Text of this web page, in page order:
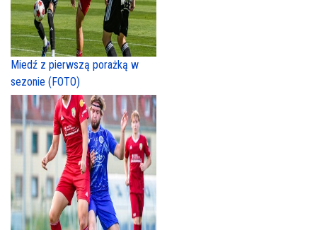
Miedź z pierwszą porażką w
sezonie (FOTO)